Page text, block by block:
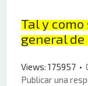
Tal y
general de
Views: 175957 •
Publicar una